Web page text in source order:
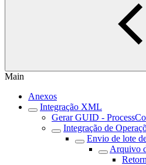
Main
Anexos
Integração XML
Gerar GUID -
Integração de
Envio de lote
Arquivo